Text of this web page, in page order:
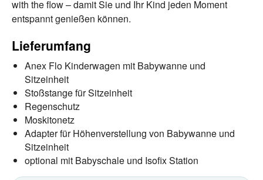
with the flow – damit Sie und Ihr Kind jeden Moment
entspannt genießen können.
Lieferumfang
Anex Flo Kinderwagen mit Babywanne und
Sitzeinheit
Stoßstange für Sitzeinheit
Regenschutz
Moskitonetz
Adapter für Höhenverstellung von Babywanne und
Sitzeinheit
optional mit Babyschale und Isofix Station